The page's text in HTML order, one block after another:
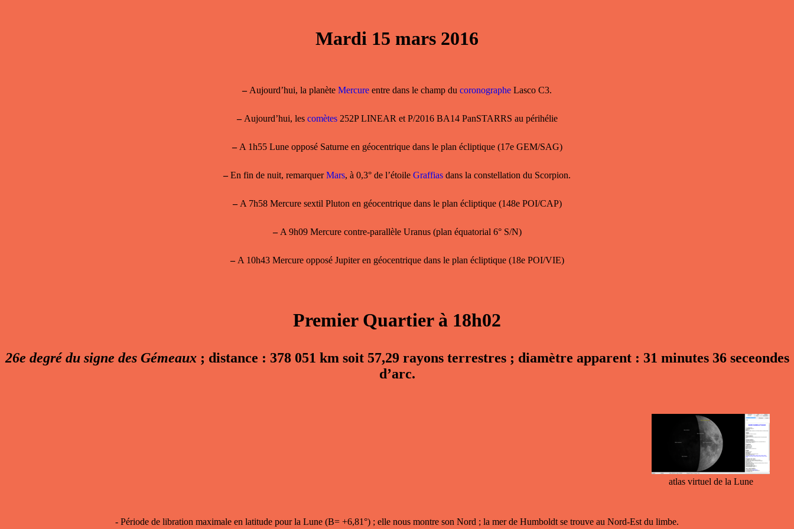
Mardi 15 mars 2016
–Aujourd’hui, la planète Mercure entre dans le champ du coronographe Lasco C3.
–Aujourd’hui, les comètes 252P LINEAR et P/2016 BA14 PanSTARRS au périhélie
–A 1h55 Lune opposé Saturne en géocentrique dans le plan écliptique (17e GEM/SAG)
–En fin de nuit, remarquerMars, à 0,3° de l’étoile Graffias dans la constellation du Scorpion.
–A 7h58 Mercure sextil Pluton en géocentrique dans le plan écliptique (148e POI/CAP)
–A 9h09 Mercure contre-parallèle Uranus (plan équatorial 6° S/N)
–A 10h43 Mercure opposé Jupiter en géocentrique dans le plan écliptique (18e POI/VIE)
Premier Quartier à 18h02
26e degré du signe des Gémeaux; distance : 378 051 km soit 57,29 rayons terrestres ; diamètre apparent : 31 minutes 36 seceondes
d’arc.
atlas virtuel de la Lune
- Période de libration maximale en latitude pour la Lune (B= +6,81°) ; elle nous montre son Nord ; la mer de Humboldt se trouve au Nord-Est du limbe.